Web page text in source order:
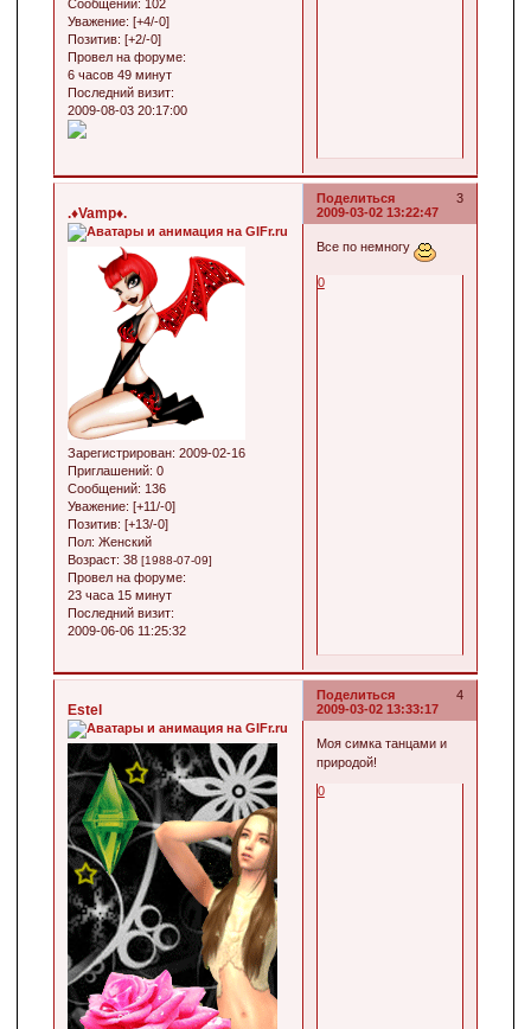
Сообщений: 102
Уважение: [+4/-0]
Позитив: [+2/-0]
Провел на форуме:
6 часов 49 минут
Последний визит:
2009-08-03 20:17:00
Поделиться
3
2009-03-02 13:22:47
.♦Vamp♦.
Зарегистрирован: 2009-02-16
Приглашений: 0
Сообщений: 136
Уважение: [+11/-0]
Позитив: [+13/-0]
Пол: Женский
Возраст: 38 [1988-07-09]
Провел на форуме:
23 часа 15 минут
Последний визит:
2009-06-06 11:25:32
Все по немногу
0
Поделиться
4
2009-03-02 13:33:17
Estel
Моя симка танцами и
природой!
0